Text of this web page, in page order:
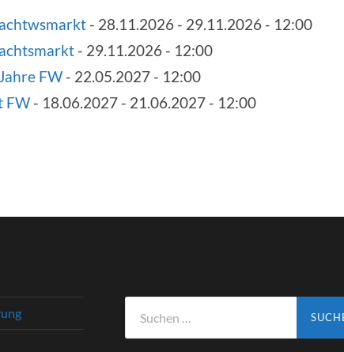
- 28.11.2026 - 29.11.2026 - 12:00
- 29.11.2026 - 12:00
FW - 22.05.2027 - 12:00
FW - 18.06.2027 - 21.06.2027 - 12:00